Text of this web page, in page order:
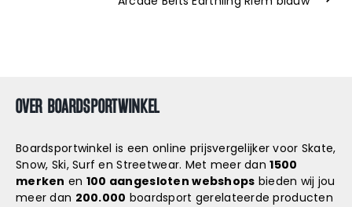
OVER BOARDSPORTWINKEL
Boardsportwinkel is een online prijsvergelijker voor Skate,
Snow, Ski, Surf en Streetwear. Met meer dan1500
merken en 100 aangesloten webshops bieden wij jou
meer dan 200.000 boardsport gerelateerde producten